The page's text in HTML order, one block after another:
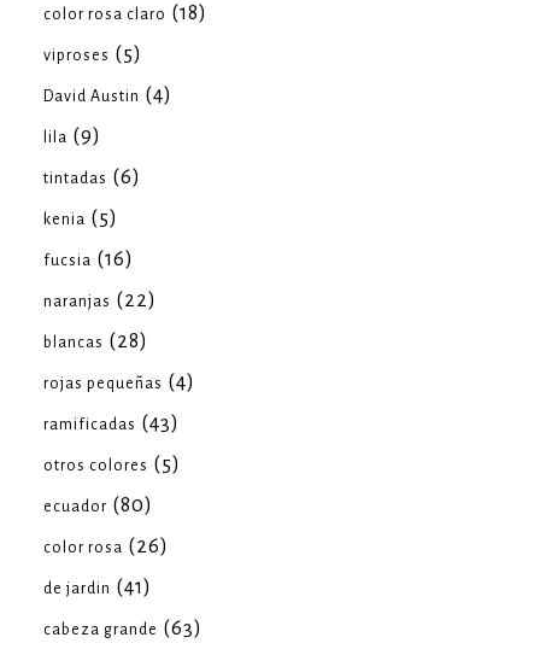
color rosa claro (18)
viproses (5)
David Austin (4)
lila (9)
tintadas (6)
kenia (5)
fucsia (16)
naranjas (22)
blancas (28)
rojas pequeñas (4)
ramificadas (43)
otros colores (5)
ecuador (80)
color rosa (26)
de jardin (41)
cabeza grande (63)